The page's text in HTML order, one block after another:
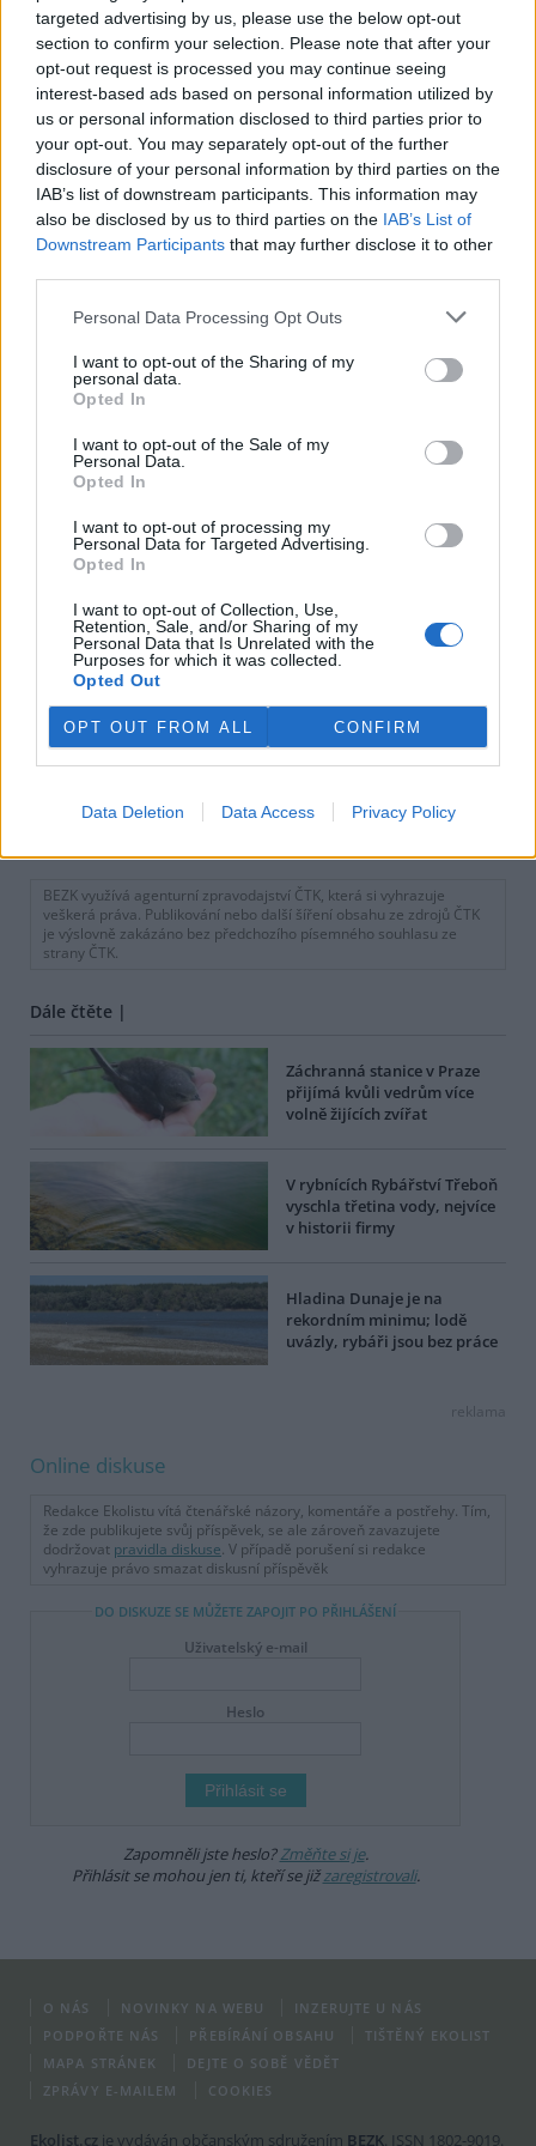
targeted advertising by us, please use the below opt-out
section to confirm your selection. Please note that after your
opt-out request is processed you may continue seeing
interest-based ads based on personal information utilized by
us or personal information disclosed to third parties prior to
your opt-out. You may separately opt-out of the further
disclosure of your personal information by third parties on the
IAB’s list of downstream participants. This information may
also be disclosed by us to third parties on the IAB’s List of
Downstream Participants that may further disclose it to other
Personal Data Processing Opt Outs
I want to opt-out of the Sharing of my
personal data.
Opted In
I want to opt-out of the Sale of my
Personal Data.
Opted In
I want to opt-out of processing my
Personal Data for Targeted Advertising.
Opted In
I want to opt-out of Collection, Use,
Retention, Sale, and/or Sharing of my
Personal Data that Is Unrelated with the
Purposes for which it was collected.
Opted Out
OPT OUT FROM ALL CONFIRM
Data Deletion Data Access Privacy Policy
autor studie Kyle Zawada z Macquarieské univerzity uvedl,
že tyto útesy mohou fungovat jako živé zásobárny pro
obnovu širších mořských ekosystémů.
Vědci zároveň upozorňují, že masové bělení korálů se v
posledních letech stává téměř každoročním jevem a hlavní
hrozbou pro ně nadále zůstává globální oteplování.
"Snižování emisí uhlíku je stále nejdůležitější podmínkou,
pokud chceme, aby korálové útesy existovaly i za sto let,"
uvedl korálový biolog Clint Oakley z Victoria University na
Novém Zélandu.
BEZK využívá agenturní zpravodajství ČTK, která si vyhrazuje
veškerá práva. Publikování nebo další šíření obsahu ze zdrojů ČTK
je výslovně zakázáno bez předchozího písemného souhlasu ze
strany ČTK.
Dále čtěte |
Záchranná stanice v Praze
přijímá kvůli vedrům více
volně žijících zvířat
V rybnících Rybářství Třeboň
vyschla třetina vody, nejvíce
v historii firmy
Hladina Dunaje je na
rekordním minimu; lodě
uvázly, rybáři jsou bez práce
reklama
Online diskuse
Redakce Ekolistu vítá čtenářské názory, komentáře a postřehy. Tím,
že zde publikujete svůj příspěvek, se ale zároveň zavazujete
dodržovat pravidla diskuse. V případě porušení si redakce
vyhrazuje právo smazat diskusní příspěvěk
DO DISKUZE SE MŮŽETE ZAPOJIT PO PŘIHLÁŠENÍ
Uživatelský e-mail
Heslo
Zapomněli jste heslo?Změňte si je.
Přihlásit se mohou jen ti, kteří se jižzaregistrovali.
O NÁS NOVINKY NA WEBU
INZERUJTE U NÁS
PODPOŘTE NÁS
PŘEBÍRÁNÍ OBSAHU
TIŠTĚNÝ EKOLIST
MAPA STRÁNEK
DEJTE O SOBĚ VĚDĚT
ZPRÁVY E-MAILEM
COOKIES
Ekolist.cz je vydáván občanským sdružením BEZK. ISSN 1802-9019.